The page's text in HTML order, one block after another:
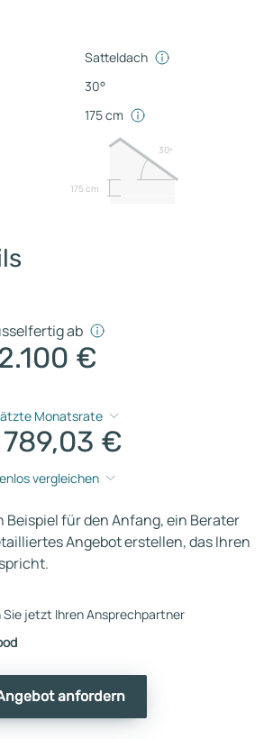
Satteldach
30°
175 cm
175 cm
30º
ab
€
Monatsrate
€
vergleichen
Beispiel für den Anfang, ein Berater
Angebot erstellen, das Ihren
Sie jetzt Ihren Ansprechpartner
anfordern